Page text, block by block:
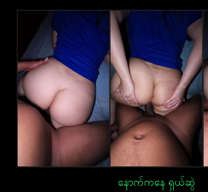
နောက်ကနေ ရှယ်ဆွဲ